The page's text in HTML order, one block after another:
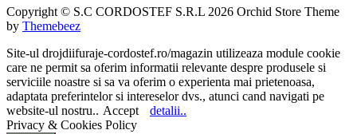
Copyright © S.C CORDOSTEF S.R.L 2026 Orchid Store Theme
by Themebeez
Site-ul drojdiifuraje-cordostef.ro/magazin utilizeaza module cookie
care ne permit sa oferim informatii relevante despre produsele si
serviciile noastre si sa va oferim o experienta mai prietenoasa,
adaptata preferintelor si intereselor dvs., atunci cand navigati pe
website-ul nostru.. Accept
detalii..
Privacy & Cookies Policy